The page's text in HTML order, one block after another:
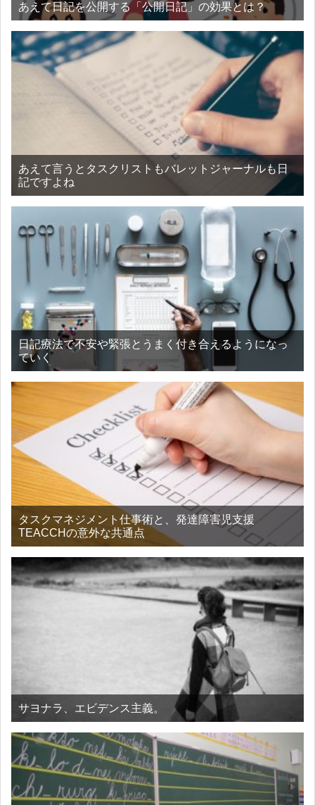
あえて日記を公開する「公開日記」の効果とは？
あえて言うとタスクリストもバレットジャーナルも日
記ですよね
日記療法で不安や緊張とうまく付き合えるようになっ
ていく
タスクマネジメント仕事術と、発達障害児支援
TEACCHの意外な共通点
サヨナラ、エビデンス主義。